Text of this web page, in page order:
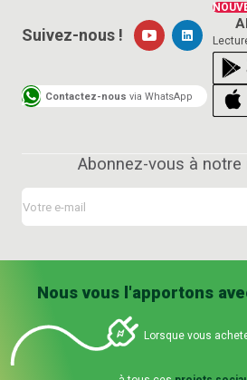
Suivez-nous !
Contactez-nous via WhatsApp
Abonnez-vous à
Nous vous l'apportons
Lorsque vous